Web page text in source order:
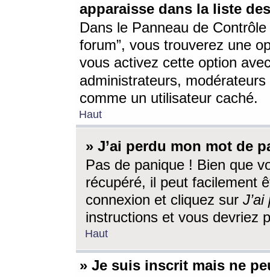
apparaisse dans la liste
Dans le Panneau de
forum”, vous trouverez une
vous activez cette option
administrateurs,
comme un utilisateur caché.
Haut
» J’ai perdu mon mot de
Pas de panique ! Bien que
récupéré, il peut facilement
connexion et cliquez sur
instructions et vous devriez
Haut
» Je suis inscrit mais ne